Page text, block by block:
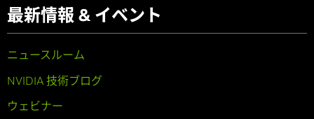
最新情報 & イベント
ニュースルーム
NVIDIA 技術ブログ
ウェビナー